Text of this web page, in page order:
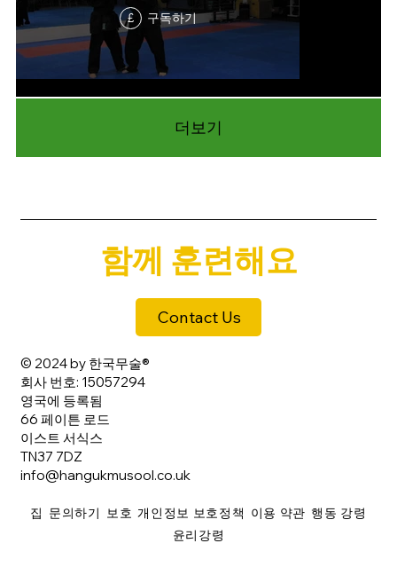
£ 구독하기
더보기
함께 훈련해요
Contact Us
© 2024 by 한국무술®
회사 번호: 15057294
영국에 등록됨
66 페이튼 로드
이스트 서식스
TN37 7DZ
info@hangukmusool.co.uk
집 문의하기 보호 개인정보 보호정책 이용 약관 행동 강령
윤리강령